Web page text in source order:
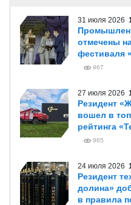
31 июля 2026
отмечены
фестиваля
967
27 июля 2026
Резидент
вошел в
рейтинга
965
24 июля 2026
Резидент
долина»
в правила